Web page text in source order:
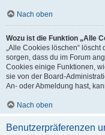
Nach oben
Wozu ist die Funktion „Alle
„Alle Cookies löschen“
sorgen, dass du im Forum
Cookies einige Funktionen,
sie von der Board-
An- oder Abmeldung hast,
Nach oben
Benutzerpräferenzen